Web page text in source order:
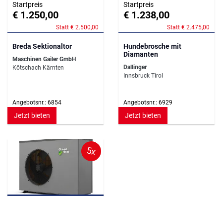
Startpreis
€ 1.250,00
Statt € 2.500,00
Breda Sektionaltor
Maschinen Gailer GmbH
Kötschach Kärnten
Angebotsnr.: 6854
Jetzt bieten
Startpreis
€ 1.238,00
Statt € 2.475,00
Hundebrosche mit
Diamanten
Dallinger
Innsbruck Tirol
Angebotsnr.: 6929
Jetzt bieten
5x